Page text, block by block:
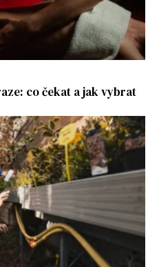
co čekat a jak vybrat